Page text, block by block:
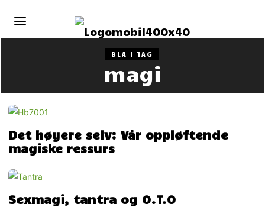
BLA I TAG
magi
Det høyere selv: Vår oppløftende
magiske ressurs
Sexmagi, tantra og O.T.O